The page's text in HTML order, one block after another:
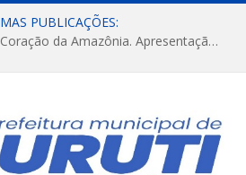
PUBLICAÇÕES:
FESTRIBAL 2026 – No Coração da Amazônia. Apresentação da Munduruku.